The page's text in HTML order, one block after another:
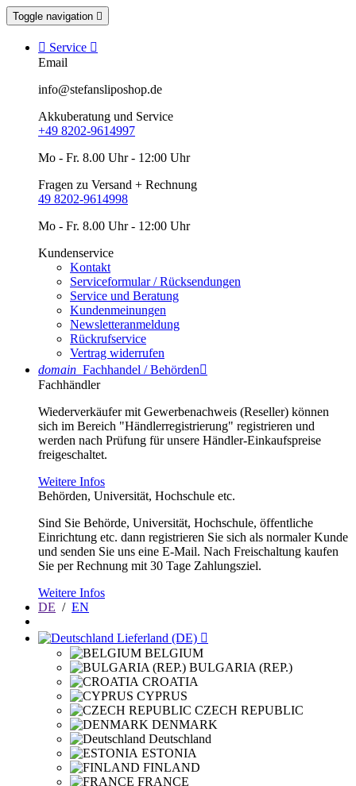
Toggle navigation 
 Service 
Email
info@stefansliposhop.de
Akkuberatung und Service
+49 8202-9614997
Mo - Fr. 8.00 Uhr - 12:00 Uhr
Fragen zu Versand + Rechnung
49 8202-9614998
Mo - Fr. 8.00 Uhr - 12:00 Uhr
Kundenservice
Kontakt
Serviceformular / Rücksendungen
Service und Beratung
Kundenmeinungen
Newsletteranmeldung
Rückrufservice
Vertrag widerrufen
domain Fachhandel / Behörden
Fachhändler
Wiederverkäufer mit Gewerbenachweis (Reseller) können
sich im Bereich "Händlerregistrierung" registrieren und
werden nach Prüfung für unsere Händler-Einkaufspreise
freigeschaltet.
Weitere Infos
Behörden, Universität, Hochschule etc.
Sind Sie Behörde, Universität, Hochschule, öffentliche
Einrichtung etc. dann registrieren Sie sich als normaler Kunde
und senden Sie uns eine E-Mail. Nach Freischaltung kaufen
Sie per Rechnung mit 30 Tage Zahlungsziel.
Weitere Infos
DE / EN
Lieferland (DE) 
BELGIUM
BULGARIA (REP.)
CROATIA
CYPRUS
CZECH REPUBLIC
DENMARK
Deutschland
ESTONIA
FINLAND
FRANCE